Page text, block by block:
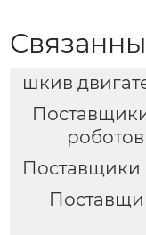
шкив
Поставщики